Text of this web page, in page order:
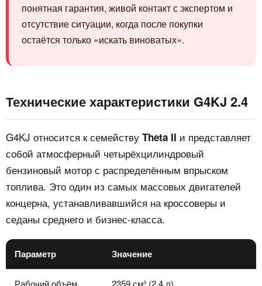
понятная гарантия, живой контакт с экспертом и
отсутствие ситуации, когда после покупки
остаётся только «искать виноватых».
Технические характеристики G4KJ 2.4
G4KJ относится к семейству Theta II и представляет
собой атмосферный четырёхцилиндровый
бензиновый мотор с распределённым впрыском
топлива. Это один из самых массовых двигателей
концерна, устанавливавшийся на кроссоверы и
седаны среднего и бизнес-класса.
Параметр Значение